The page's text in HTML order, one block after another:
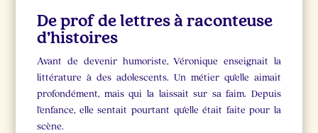
De prof de lettres à raconteuse
d’histoires
Avant de devenir humoriste, Véronique enseignait la
littérature à des adolescents. Un métier qu’elle aimait
profondément, mais qui la laissait sur sa faim. Depuis
l’enfance, elle sentait pourtant qu’elle était faite pour la
scène.